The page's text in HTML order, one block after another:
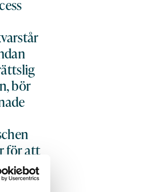
bör
för att
för i